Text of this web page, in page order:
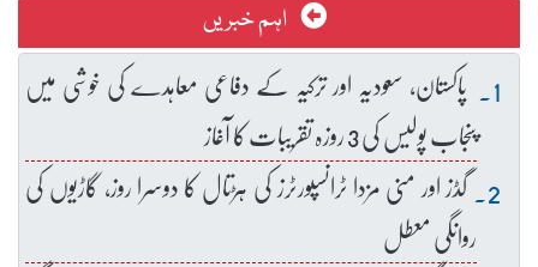
اہم خبریں
پاکستان، سعودیہ اور ترکیہ کے دفاعی معاہدے کی خوشی میں
پنجاب پولیس کی 3 روزہ تقریبات کا آغاز
گڈز اور منی مزدا ٹرانسپورٹرز کی ہڑتال کا دوسرا روز، گاڑیوں کی
روانگی معطل